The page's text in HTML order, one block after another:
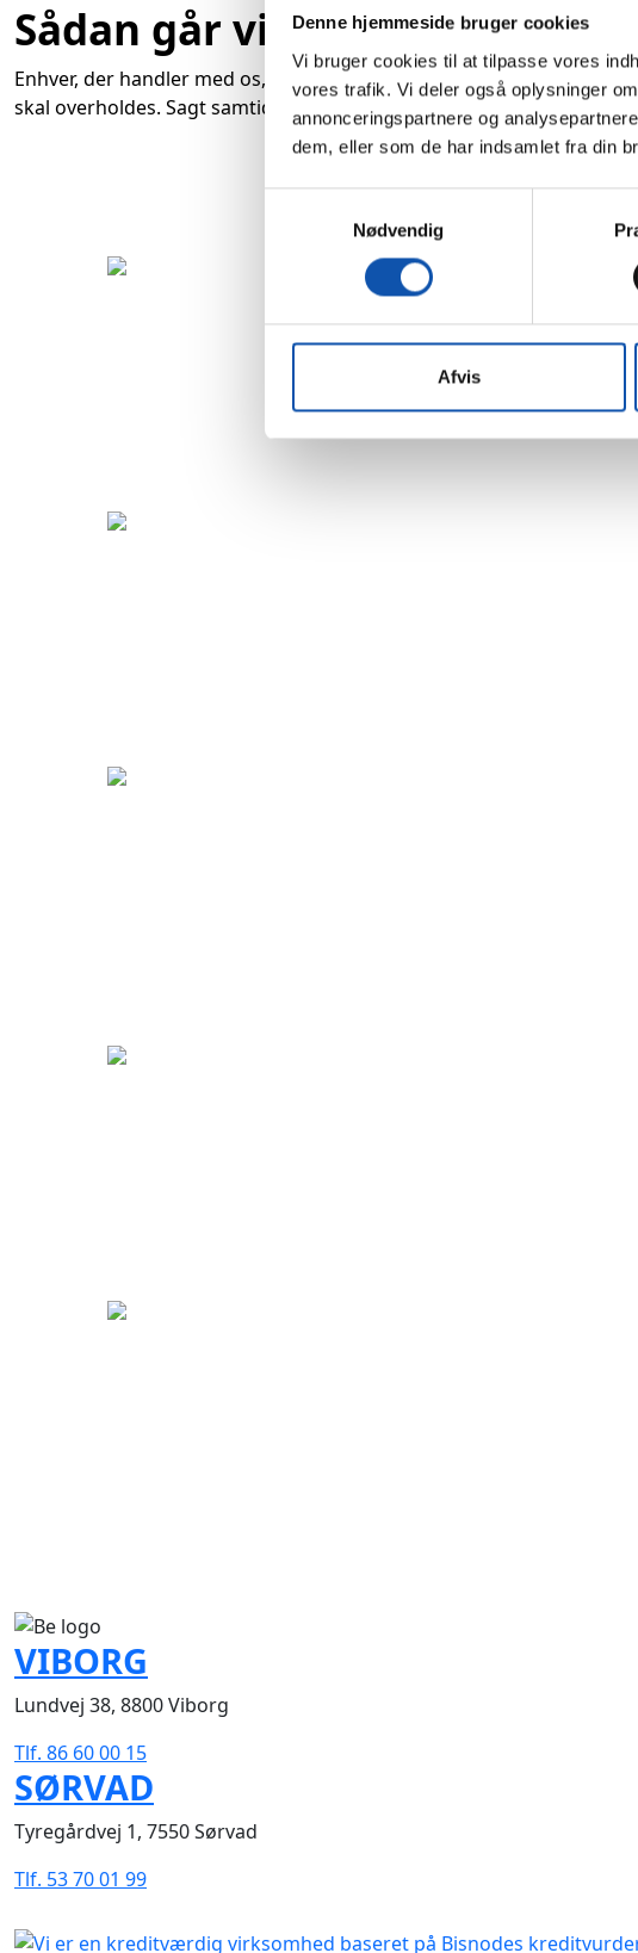
Denne hjemmeside bruger cookies
Vi bruger cookies til at tilpasse vores
vores trafik. Vi deler også oplysninger
annonceringspartnere og
dem, eller som de har indsamlet fra din
Nødvendig
Afvis
Sådan går vi til opgaverne
Enhver, der handler med os, kan være sikker på, at vi gør os stor
skal overholdes. Sagt samtidig går vi mindst lige så højt op i at være
VIBORG
Lundvej 38, 8800 Viborg
Tlf. 86 60 00 15
SØRVAD
Tyregårdvej 1, 7550 Sørvad
Tlf. 53 70 01 99